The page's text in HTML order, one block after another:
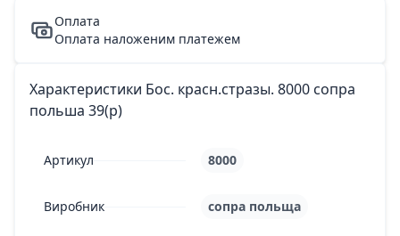
Оплата
Оплата наложеним платежем
Характеристики Бос. красн.стразы. 8000 сопра
польша 39(р)
Артикул 8000
Виробник сопра польща